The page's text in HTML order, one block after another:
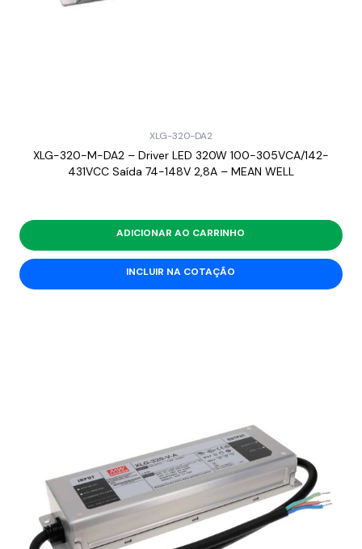
XLG-320-DA2
XLG-320-M-DA2 – Driver LED 320W 100-305VCA/142-
431VCC Saída 74-148V 2,8A – MEAN WELL
ADICIONAR AO CARRINHO
INCLUIR NA COTAÇÃO